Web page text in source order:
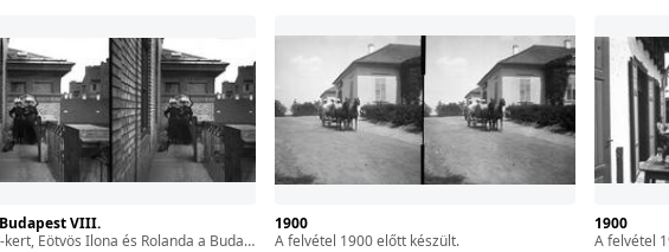
Budapest VIII.
a Budapesti Tudományegyetem Fizikai Intézetéből (ma Eötvös Loránd Tudományegyetem Bölcsészettudományi Kar D épület) folyosóján. Kilátás a Puskin (Eszterházy) utca felé. A felvétel 1900 előtt készült.
1900
A felvétel 1900 előtt készült.
1900
A felvétel 1900 előtt